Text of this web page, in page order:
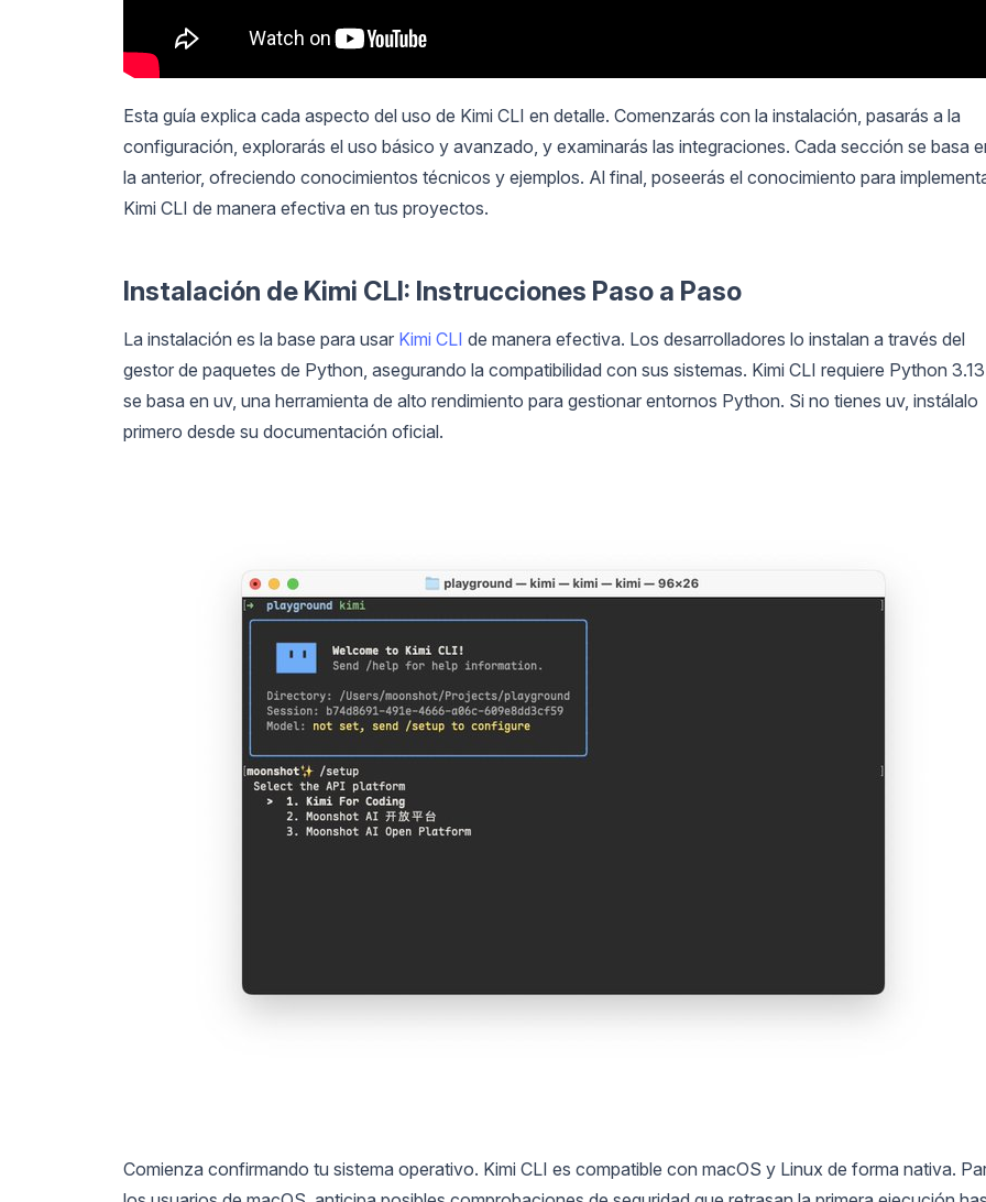
Esta guía explica cada aspecto del uso de Kimi CLI en detalle. Comenzarás con la instalación, pasarás a la
configuración, explorarás el uso básico y avanzado, y examinarás las integraciones. Cada sección se basa
la anterior, ofreciendo conocimientos técnicos y ejemplos. Al final, poseerás el conocimiento para
Kimi CLI de manera efectiva en tus proyectos.
Instalación de Kimi CLI: Instrucciones Paso a Paso
La instalación es la base para usar Kimi CLI de manera efectiva. Los desarrolladores lo instalan a través del
gestor de paquetes de Python, asegurando la compatibilidad con sus sistemas. Kimi CLI requiere Python
se basa en uv, una herramienta de alto rendimiento para gestionar entornos Python. Si no tienes uv, instálalo
primero desde su documentación oficial.
Comienza confirmando tu sistema operativo. Kimi CLI es compatible con macOS y Linux de forma nativa.